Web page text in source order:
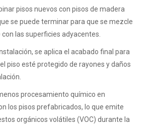
pisos nuevos con pisos de madera
se puede terminar para que se mezcle
las superficies adyacentes.
se aplica el acabado final para
piso esté protegido de rayones y daños
procesamiento químico en
los pisos prefabricados, lo que emite
orgánicos volátiles (VOC) durante la